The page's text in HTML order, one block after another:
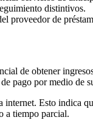
distintivos.
proveedor de
de obtener
pago por medio de
Esto indica
a tiempo parcial.